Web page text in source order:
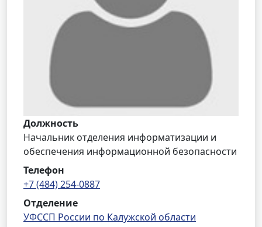
Должность
Начальник отделения информатизации и
обеспечения информационной безопасности
Телефон
+7 (484) 254-0887
Отделение
УФССП России по Калужской области